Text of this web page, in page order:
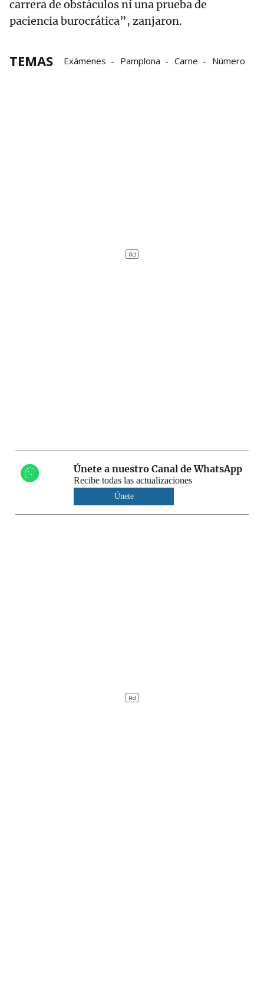
carrera de obstáculos ni una prueba de
paciencia burocrática”, zanjaron.
TEMAS Exámenes Pamplona Carne Número
Únete a nuestro Canal de WhatsApp
Recibe todas las actualizaciones
Únete